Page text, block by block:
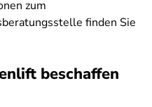
zum
finden Sie
beschaffen